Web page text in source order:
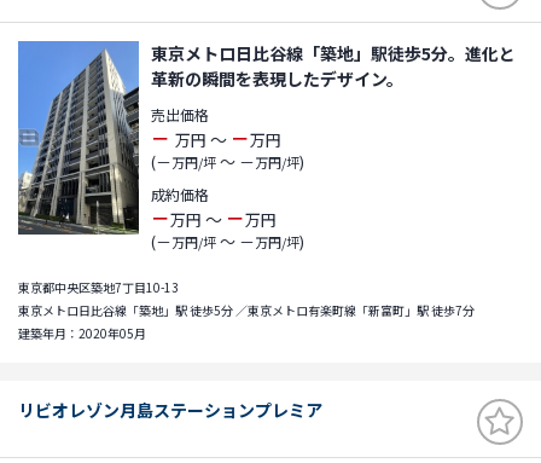
東京メトロ日比谷線「築地」駅徒歩5分。進化と
革新の瞬間を表現したデザイン。
売出価格
－ 万円 ～ －万円
(－万円/坪～ －万円/坪)
成約価格
－万円 ～ －万円
(－万円/坪～ －万円/坪)
東京都中央区築地7丁目10-13
東京メトロ日比谷線「築地」駅 徒歩5分 ／東京メトロ有楽町線「新富町」駅 徒歩7分
建築年月：2020年05月
リビオレゾン月島ステーションプレミア